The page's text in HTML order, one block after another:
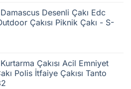
Desenli Çakı Edc
Çakısı Piknik Çakı - S-
Çakısı Acil Emniyet
Polis İtfaiye Çakısı Tanto